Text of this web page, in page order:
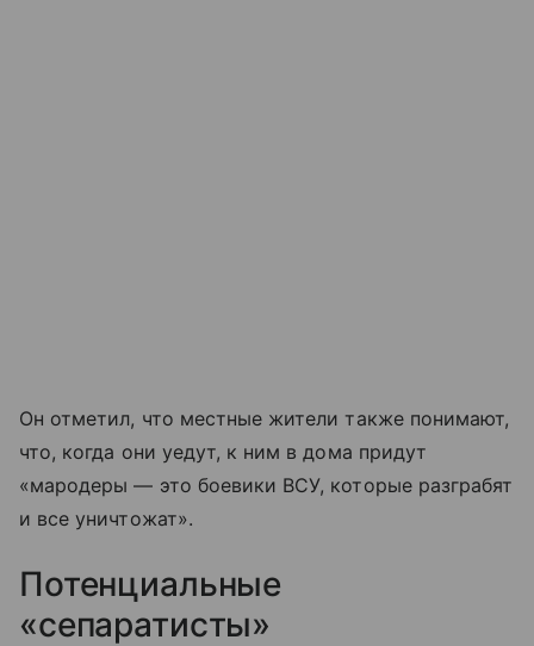
Он отметил, что местные жители также понимают,
что, когда они уедут, к ним в дома придут
«мародеры — это боевики ВСУ, которые разграбят
и все уничтожат».
Потенциальные
«сепаратисты»